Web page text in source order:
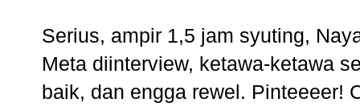
Serius, ampir 1,5 jam syuting,
Meta diinterview, ketawa-ketawa
baik, dan engga rewel. Pinteeeer!